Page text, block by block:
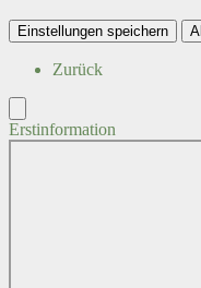
Einstellungen speichern
Zurück
Erstinformation